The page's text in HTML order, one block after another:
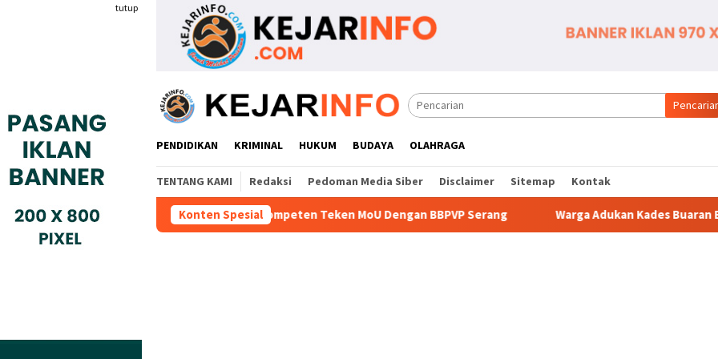
tutup
PENDIDIKAN KRIMINAL HUKUM BUDAYA OLAHRAGA
TENTANG KAMI Redaksi Pedoman Media Siber Disclaimer Sitemap Kontak
Konten Spesial
Gyokai Indonesia Kompeten Teken MoU Dengan BBPVP Serang Warga Adukan Kades Buaran Bambu Atas Dugaan